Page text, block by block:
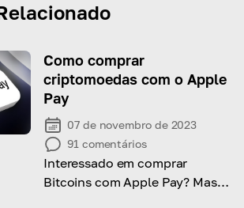
Como comprar
criptomoedas com o Apple
Pay
07 de novembro de 2023
91 comentários
Interessado em comprar
Bitcoins com Apple Pay? Mas